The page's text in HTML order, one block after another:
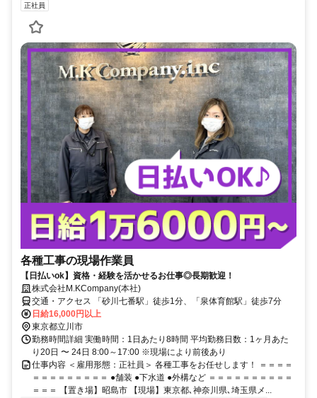
正社員
各種工事の現場作業員
【日払いok】資格・経験を活かせるお仕事◎長期歓迎！
株式会社M.KCompany(本社)
交通・アクセス 「砂川七番駅」徒歩1分、「泉体育館駅」徒歩7分
日給16,000円以上
東京都立川市
勤務時間詳細 実働時間：1日あたり8時間 平均勤務日数：1ヶ月あた
り20日 〜 24日 8:00～17:00 ※現場により前後あり
仕事内容 ＜雇用形態：正社員＞ 各種工事をお任せします！ ＝＝＝＝
＝＝＝＝＝＝＝＝＝ ●舗装 ●下水道 ●外構など ＝＝＝＝＝＝＝＝＝＝
＝＝＝ 【置き場】昭島市 【現場】東京都､神奈川県､埼玉県メ...